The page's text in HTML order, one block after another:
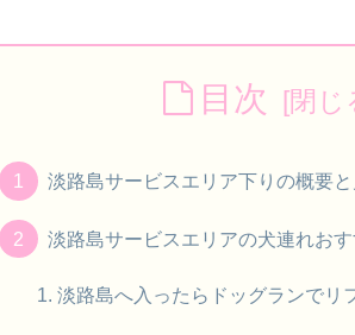
目次
淡路島サービスエリア下りの概要
淡路島サービスエリアの犬連れお
淡路島へ入ったらドッグランでリ